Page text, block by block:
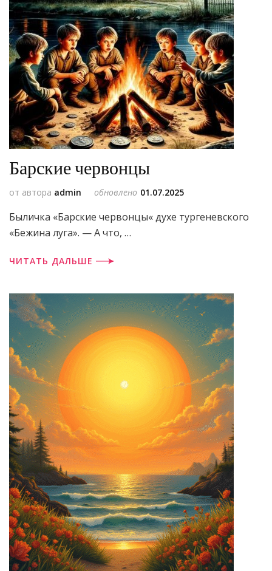
Барские червонцы
от автора admin обновлено 01.07.2025
Быличка «Барские червонцы« духе тургеневского
«Бежина луга». — А что, …
ЧИТАТЬ ДАЛЬШЕ